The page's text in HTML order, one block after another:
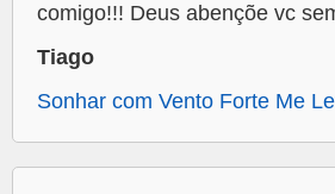
comigo!!! Deus abençõe vc
Tiago
Sonhar com Vento Forte Me